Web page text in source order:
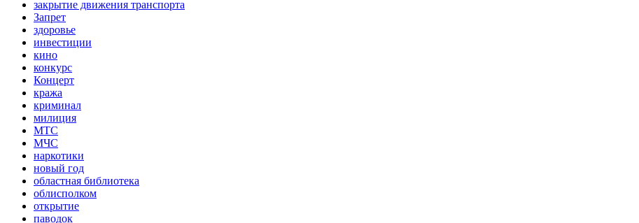
закрытие движения транспорта
Запрет
здоровье
инвестиции
кино
конкурс
Концерт
кража
криминал
милиция
МТС
МЧС
наркотики
новый год
областная библиотека
облисполком
открытие
паводок